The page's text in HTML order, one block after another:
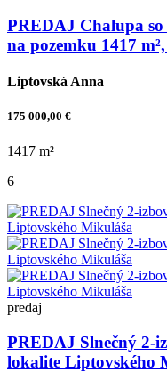
PREDAJ Chalupa
na pozemku 1417
Liptovská Anna
175 000,00 €
1417 m²
6
predaj
PREDAJ Slnečný 2-
lokalite Liptovského